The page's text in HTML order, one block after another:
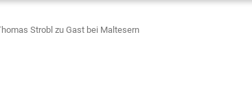
Strobl zu Gast bei Maltesern